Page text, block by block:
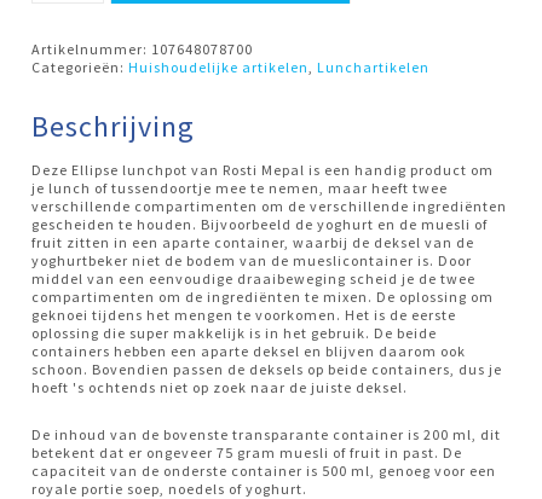
aantal
Artikelnummer: 107648078700
Categorieën:Huishoudelijke artikelen ,Lunchartikelen
Beschrijving
Deze Ellipse lunchpot van Rosti Mepal is een handig product om
je lunch of tussendoortje mee te nemen, maar heeft twee
verschillende compartimenten om de verschillende ingrediënten
gescheiden te houden. Bijvoorbeeld de yoghurt en de muesli of
fruit zitten in een aparte container, waarbij de deksel van de
yoghurtbeker niet de bodem van de mueslicontainer is. Door
middel van een eenvoudige draaibeweging scheid je de twee
compartimenten om de ingrediënten te mixen. De oplossing om
geknoei tijdens het mengen te voorkomen. Het is de eerste
oplossing die super makkelijk is in het gebruik. De beide
containers hebben een aparte deksel en blijven daarom ook
schoon. Bovendien passen de deksels op beide containers, dus je
hoeft 's ochtends niet op zoek naar de juiste deksel.
De inhoud van de bovenste transparante container is 200 ml, dit
betekent dat er ongeveer 75 gram muesli of fruit in past. De
capaciteit van de onderste container is 500 ml, genoeg voor een
royale portie soep, noedels of yoghurt.